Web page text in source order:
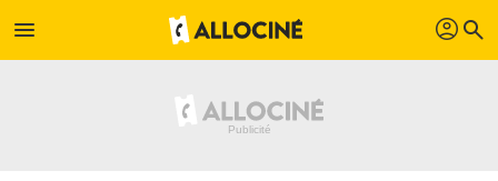
menu profil search